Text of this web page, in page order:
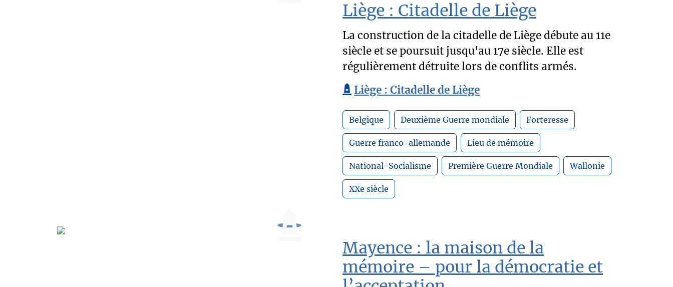
Liège : Citadelle de Liège
La construction de la citadelle de Liège débute au 11e
siècle et se poursuit jusqu'au 17e siècle. Elle est
régulièrement détruite lors de conflits armés.
Liège : Citadelle de Liège
Belgique Deuxième Guerre mondiale Forteresse
Guerre franco-allemande Lieu de mémoire
National-Socialisme Première Guerre Mondiale Wallonie
XXe siècle
Mayence : la maison de la
mémoire – pour la démocratie et